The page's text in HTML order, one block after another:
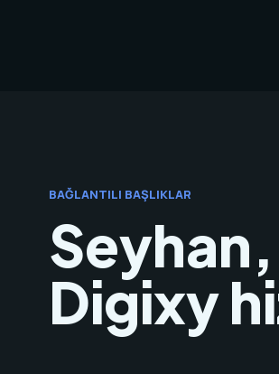
BAĞLANTILI BAŞLIKLAR
Digixy